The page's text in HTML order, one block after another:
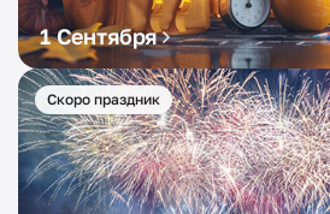
1 Сентября
Скоро праздник